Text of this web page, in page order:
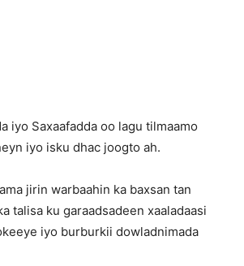
iyo Saxaafadda oo lagu tilmaamo
iyo isku dhac joogto ah.
jirin warbaahin ka baxsan tan
talisa ku garaadsadeen xaaladaasi
iyo burburkii dowladnimada